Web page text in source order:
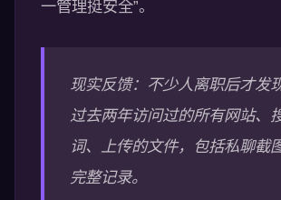
一管理挺安全”。
现实反馈：不少人离职后才发
过去两年访问过的所有网站、
词、上传的文件，包括私聊截
完整记录。